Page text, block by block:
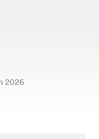
2026